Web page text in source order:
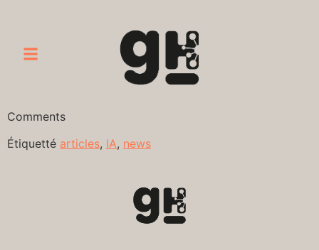
Comments
Étiquetté articles, IA, news